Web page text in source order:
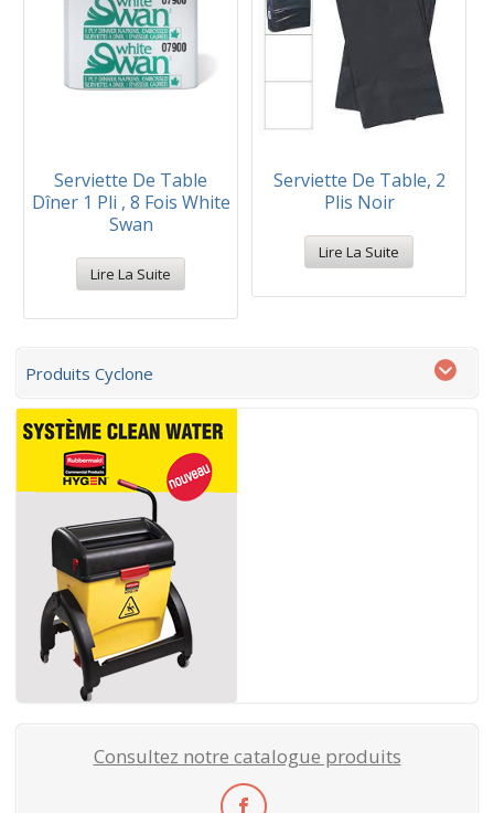
Serviette De Table
Dîner 1 Pli , 8 Fois White
Swan
Lire La Suite
Serviette De Table, 2
Plis Noir
Lire La Suite
Produits Cyclone
Consultez notre catalogue produits